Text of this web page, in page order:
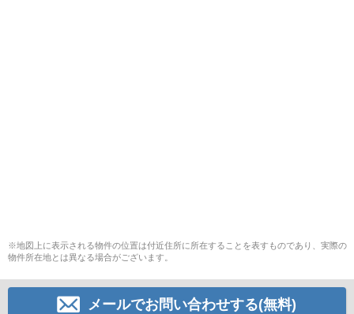
※地図上に表示される物件の位置は付近住所に所在することを表すものであり、実際の
物件所在地とは異なる場合がございます。
メールでお問い合わせする(無料)